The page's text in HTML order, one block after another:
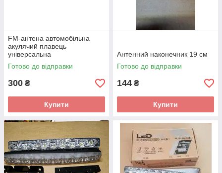
FM-антена автомобільна
акулячий плавець
універсальна
Готово до відправки
300 ₴
Купити
Антенний наконечник 19 см
Готово до відправки
144 ₴
Купити